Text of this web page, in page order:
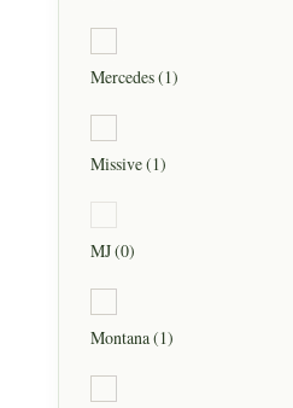
Mercedes(1)
Missive(1)
MJ(0)
Montana(1)